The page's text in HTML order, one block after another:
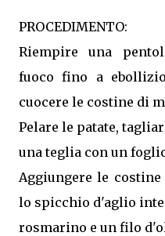
PROCEDIMENTO:
Riempire una
fuoco fino a
cuocere le costine di
Pelare le patate,
una teglia con un
Aggiungere le
lo spicchio d'aglio
rosmarino e un filo